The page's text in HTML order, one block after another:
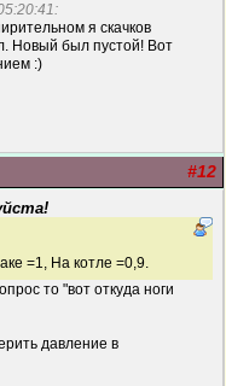
я скачков
Новый был пустой! Вот
:)
#12
=1, На котле =0,9.
то "вот откуда ноги
давление в